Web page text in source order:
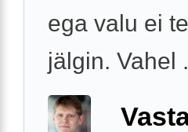
ega valu ei
jälgin. Vahel